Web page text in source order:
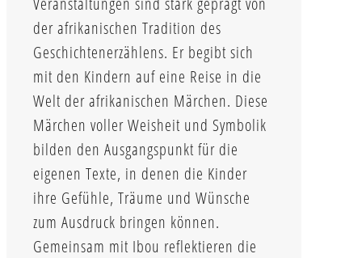
der afrikanischen Tradition des
Geschichtenerzählens. Er begibt sich
mit den Kindern auf eine Reise in die
Welt der afrikanischen Märchen. Diese
Märchen voller Weisheit und Symbolik
bilden den Ausgangspunkt für die
eigenen Texte, in denen die Kinder
ihre Gefühle, Träume und Wünsche
zum Ausdruck bringen können.
Gemeinsam mit Ibou reflektieren die